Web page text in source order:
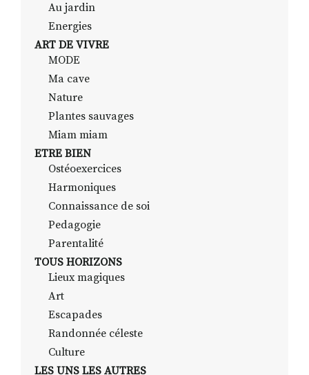
Au jardin
Energies
ART DE VIVRE
MODE
Ma cave
Nature
Plantes sauvages
Miam miam
ETRE BIEN
Ostéoexercices
Harmoniques
Connaissance de soi
Pedagogie
Parentalité
TOUS HORIZONS
Lieux magiques
Art
Escapades
Randonnée céleste
Culture
LES UNS LES AUTRES